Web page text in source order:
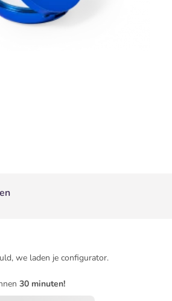
we laden je configurator.
30 minuten!